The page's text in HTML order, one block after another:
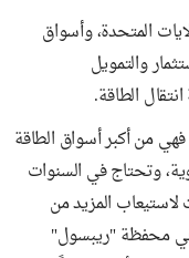
المتحدة، وأسواق
والتمويل
الطاقة.
من أكبر أسواق الطاقة
وتحتاج في السنوات
لاستيعاب المزيد من
في محفظة "ريبسول"